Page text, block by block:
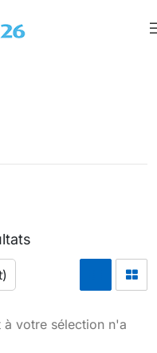
à votre sélection n'a